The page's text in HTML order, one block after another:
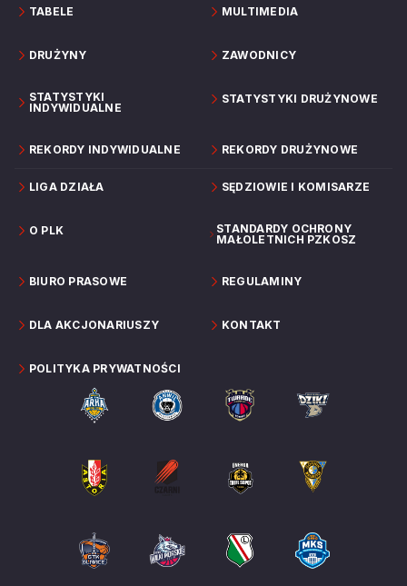
TABELE MULTIMEDIA
DRUŻYNY ZAWODNICY
STATYSTYKI
INDYWIDUALNE
STATYSTYKI DRUŻYNOWE
REKORDY INDYWIDUALNE REKORDY DRUŻYNOWE
LIGA DZIAŁA SĘDZIOWIE I KOMISARZE
O PLK
STANDARDY OCHRONY
MAŁOLETNICH PZKOSZ
BIURO PRASOWE REGULAMINY
DLA AKCJONARIUSZY KONTAKT
POLITYKA PRYWATNOŚCI